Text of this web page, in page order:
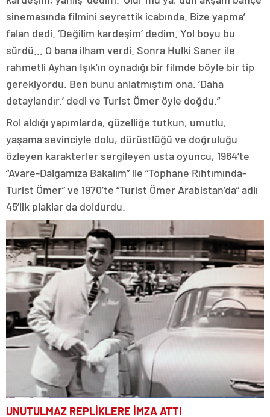
sinemasında filmini seyrettik icabında. Bize yapma’
falan dedi. ‘Değilim kardeşim’ dedim. Yol boyu bu
sürdü… O bana ilham verdi. Sonra Hulki Saner ile
rahmetli Ayhan Işık’ın oynadığı bir filmde böyle bir tip
gerekiyordu. Ben bunu anlatmıştım ona. ‘Daha
detaylandır.’ dedi ve Turist Ömer öyle doğdu.”
Rol aldığı yapımlarda, güzelliğe tutkun, umutlu,
yaşama sevinciyle dolu, dürüstlüğü ve doğruluğu
özleyen karakterler sergileyen usta oyuncu, 1964’te
“Avare-Dalgamıza Bakalım” ile “Tophane Rıhtımında-
Turist Ömer” ve 1970’te “Turist Ömer Arabistan’da” adlı
45’lik plaklar da doldurdu.
UNUTULMAZ REPLİKLERE İMZA ATTI